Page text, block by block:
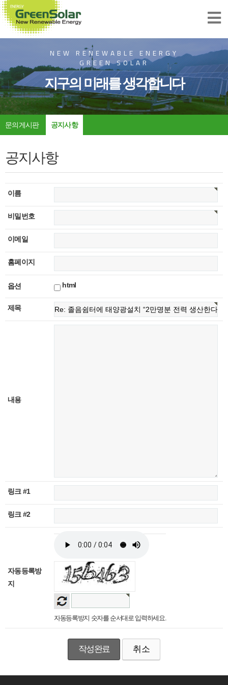
NEW RENEWABLE ENERGY
GREEN SOLAR
지구의 미래를 생각합니다
문의게시판 공지사항
공지사항
이름
비밀번호
이메일
홈페이지
옵션 html
제목
내용
링크 #1
링크 #2
자동등록방
지
자동등록방지 숫자를 순서대로 입력하세요.
취소